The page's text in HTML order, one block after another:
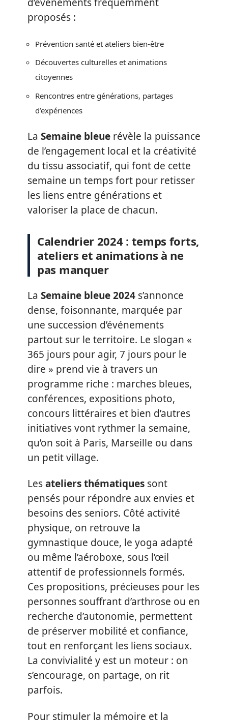
proposés :
Prévention santé et ateliers bien-être
Découvertes culturelles et animations
citoyennes
Rencontres entre générations, partages
d’expériences
La Semaine bleue révèle la puissance
de l’engagement local et la créativité
du tissu associatif, qui font de cette
semaine un temps fort pour retisser
les liens entre générations et
valoriser la place de chacun.
Calendrier 2024 : temps forts,
ateliers et animations à ne
pas manquer
La Semaine bleue 2024 s’annonce
dense, foisonnante, marquée par
une succession d’événements
partout sur le territoire. Le slogan «
365 jours pour agir, 7 jours pour le
dire » prend vie à travers un
programme riche : marches bleues,
conférences, expositions photo,
concours littéraires et bien d’autres
initiatives vont rythmer la semaine,
qu’on soit à Paris, Marseille ou dans
un petit village.
Lesateliers thématiques sont
pensés pour répondre aux envies et
besoins des seniors. Côté activité
physique, on retrouve la
gymnastique douce, le yoga adapté
ou même l’aéroboxe, sous l’œil
attentif de professionnels formés.
Ces propositions, précieuses pour les
personnes souffrant d’arthrose ou en
recherche d’autonomie, permettent
de préserver mobilité et confiance,
tout en renforçant les liens sociaux.
La convivialité y est un moteur : on
s’encourage, on partage, on rit
parfois.
Pour stimuler la mémoire et la